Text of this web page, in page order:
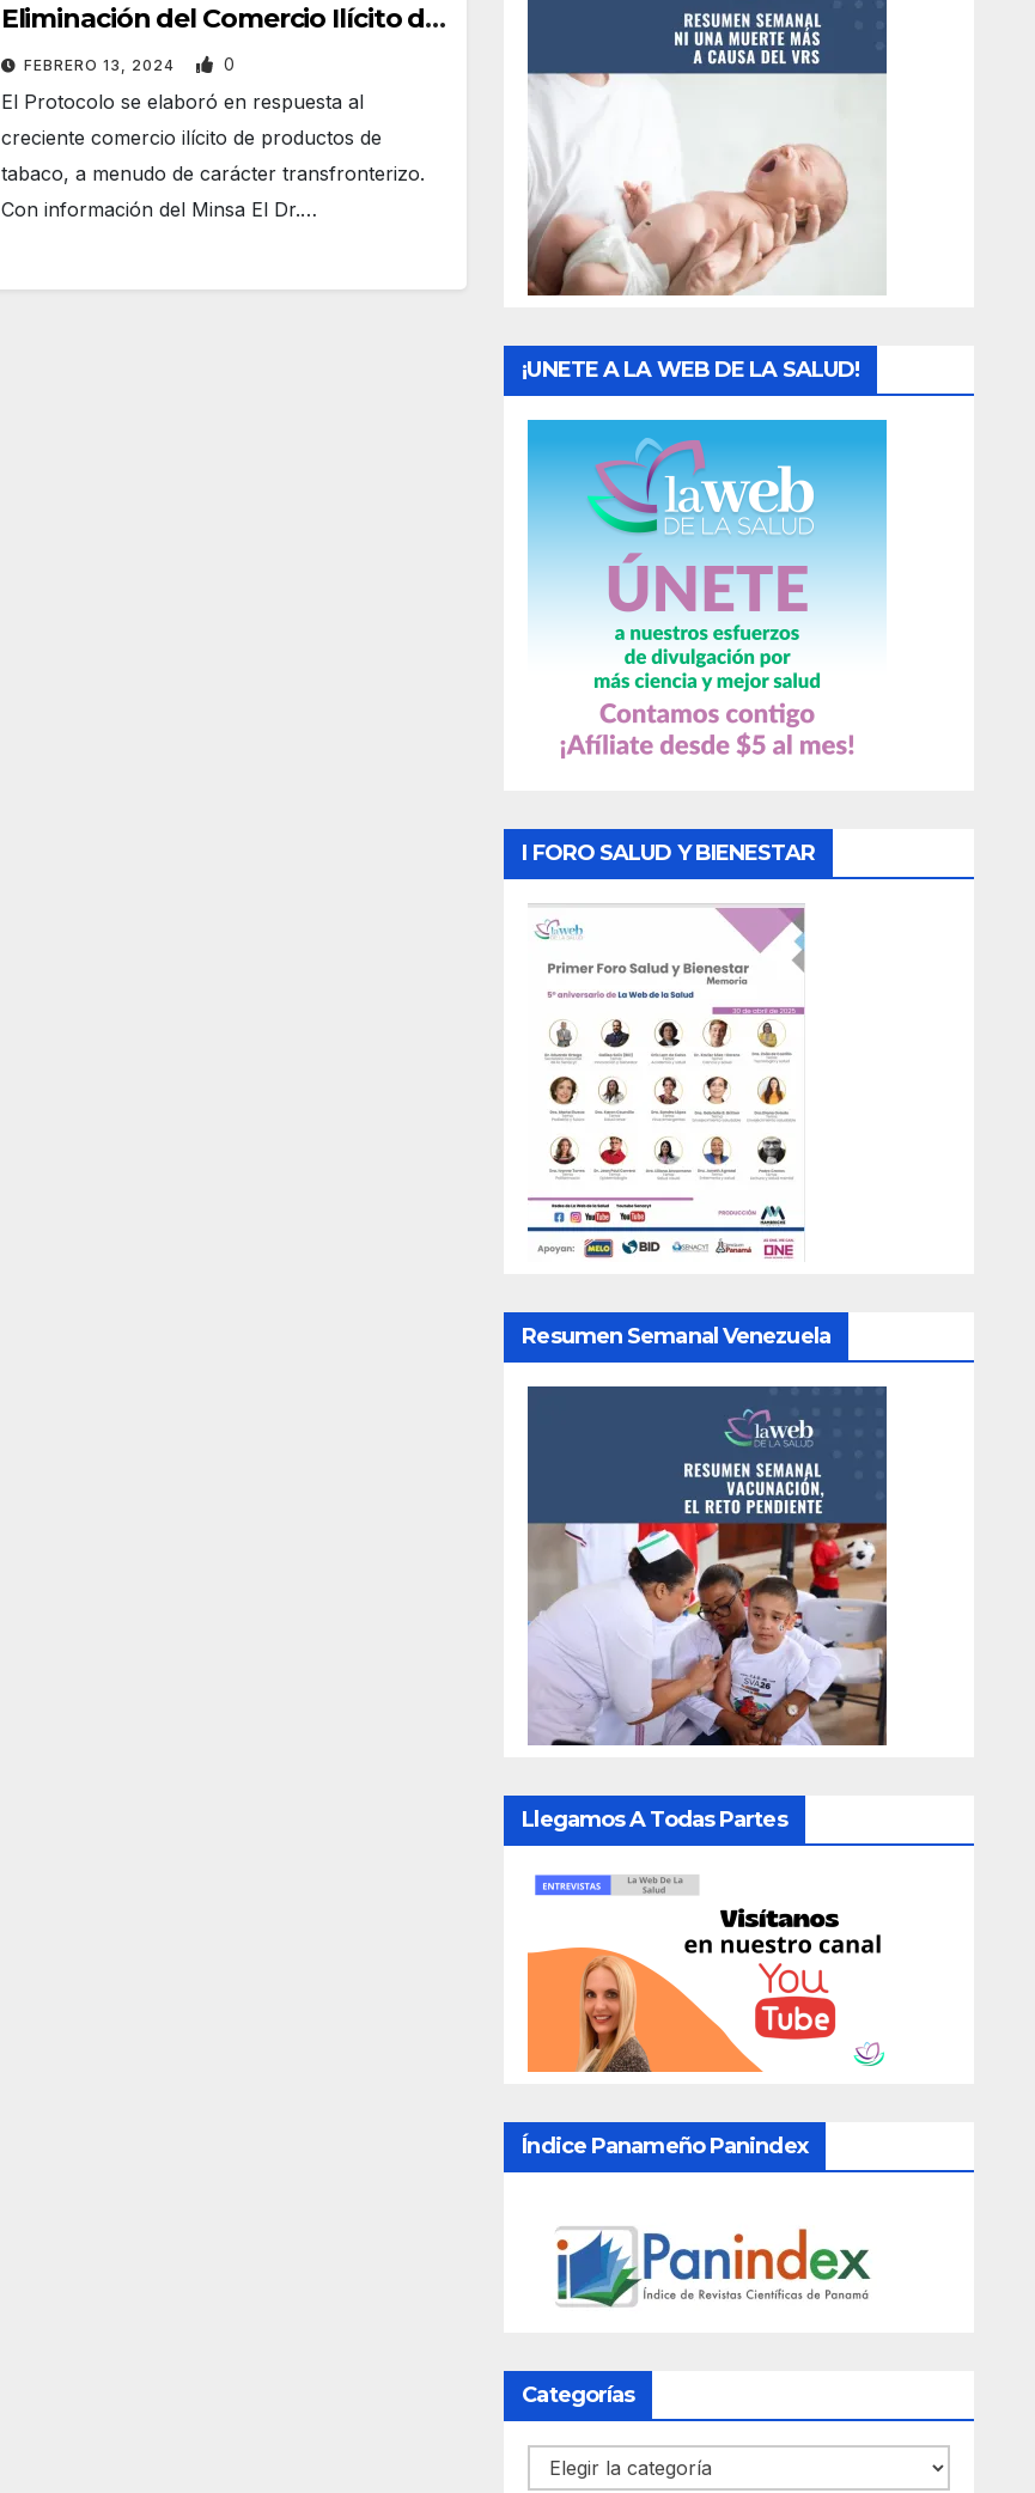
Eliminación del Comercio Ilícito de
Productos de Tabaco (MOP-3)
FEBRERO 13, 2024 0
El Protocolo se elaboró en respuesta al
creciente comercio ilícito de productos de
tabaco, a menudo de carácter transfronterizo.
Con información del Minsa El Dr.…
¡UNETE A LA WEB DE LA SALUD!
I FORO SALUD Y BIENESTAR
Resumen Semanal Venezuela
Llegamos A Todas Partes
Índice Panameño Panindex
Categorías
Categorías